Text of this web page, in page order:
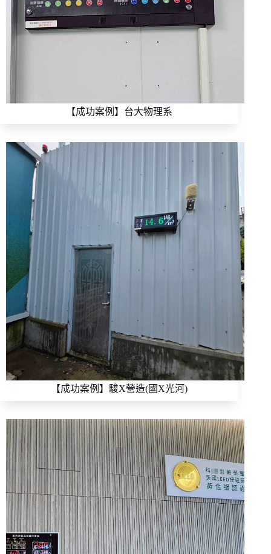
【成功案例】台大物理系
【成功案例】駿X營造(國X光河)